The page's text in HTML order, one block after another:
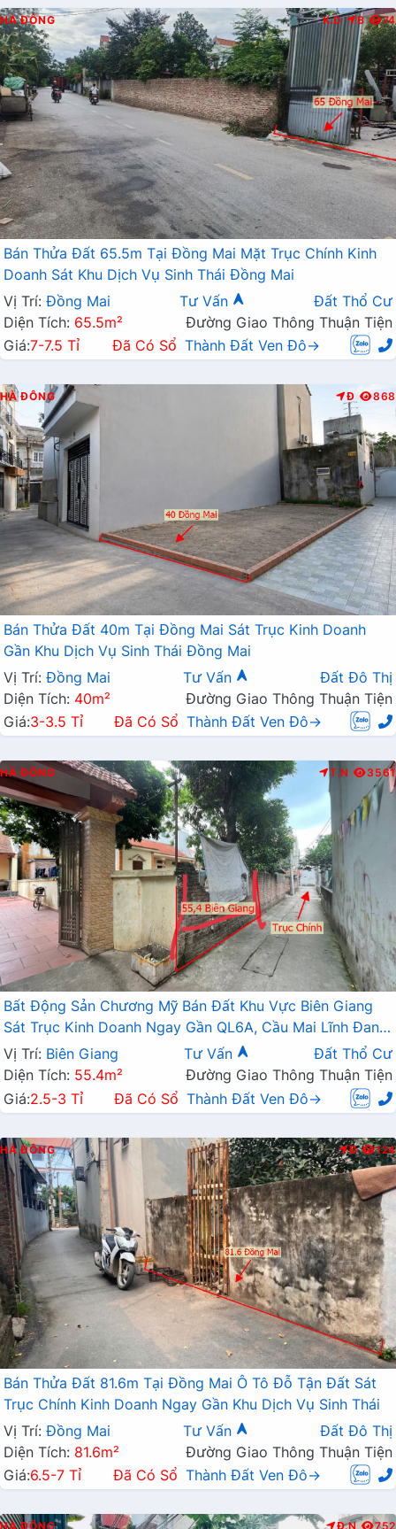
HÀ ĐÔNG K.D B 74
Bán Thửa Đất 65.5m Tại Đồng Mai Mặt Trục Chính Kinh
Doanh Sát Khu Dịch Vụ Sinh Thái Đồng Mai
Vị Trí: Đồng Mai Tư Vấn
Đất Thổ Cư
Diện Tích: 65.5m²
Đường Giao Thông Thuận Tiện
Giá:7-7.5 Tỉ Đã Có Sổ Thành Đất Ven Đô→
HÀ ĐÔNG Đ 868
Bán Thửa Đất 40m Tại Đồng Mai Sát Trục Kinh Doanh
Gần Khu Dịch Vụ Sinh Thái Đồng Mai
Vị Trí: Đồng Mai Tư Vấn
Đất Đô Thị
Diện Tích: 40m²
Đường Giao Thông Thuận Tiện
Giá:3-3.5 Tỉ Đã Có Sổ Thành Đất Ven Đô→
HÀ ĐÔNG T.N 3561
Bất Động Sản Chương Mỹ Bán Đất Khu Vực Biên Giang
Sát Trục Kinh Doanh Ngay Gần QL6A, Cầu Mai Lĩnh Đang
Mở Rộng
Vị Trí: Biên Giang Tư Vấn
Đất Thổ Cư
Diện Tích: 55.4m²
Đường Giao Thông Thuận Tiện
Giá:2.5-3 Tỉ Đã Có Sổ Thành Đất Ven Đô→
HÀ ĐÔNG Đ 124
Bán Thửa Đất 81.6m Tại Đồng Mai Ô Tô Đỗ Tận Đất Sát
Trục Chính Kinh Doanh Ngay Gần Khu Dịch Vụ Sinh Thái
Vị Trí: Đồng Mai Tư Vấn
Đất Đô Thị
Diện Tích: 81.6m²
Đường Giao Thông Thuận Tiện
Giá:6.5-7 Tỉ Đã Có Sổ Thành Đất Ven Đô→
HÀ ĐÔNG Đ.N 752